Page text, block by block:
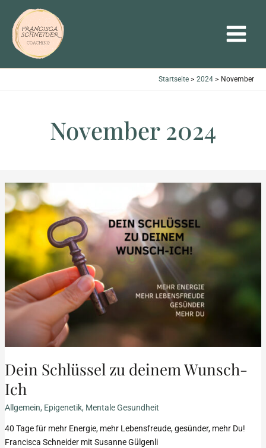
Inhalt
springen
MENU
Startseite 2024 November
November 2024
Dein Schlüssel zu deinem Wunsch-
Ich
Allgemein, Epigenetik, Mentale Gesundheit
40 Tage für mehr Energie, mehr Lebensfreude, gesünder, mehr Du!
Francisca Schneider mit Susanne Gülgenli
Dein
Schlüssel
zu
deinem
Ich